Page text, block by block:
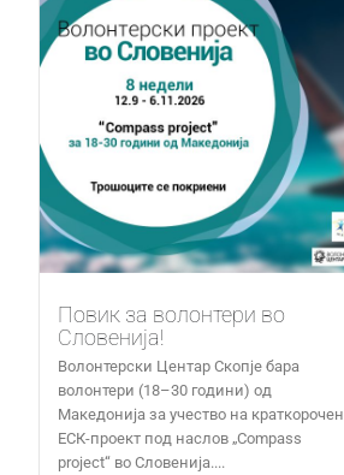
Повик за волонтери во
Словенија!
Волонтерски Центар Скопје бара
волонтери (18–30 години) од
Македонија за учество на краткорочен
ЕСК-проект под наслов „Compass
project“ во Словенија....